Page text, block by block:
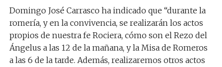
Domingo José Carrasco ha indicado que “durante la
romería, y en la convivencia, se realizarán los actos
propios de nuestra fe Rociera, cómo son el Rezo del
Ángelus a las 12 de la mañana, y la Misa de Romeros
a las 6 de la tarde. Además, realizaremos otros actos